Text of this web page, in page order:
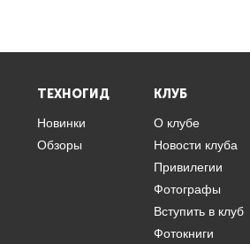
ТЕХНОГИД
Новинки
Обзоры
КЛУБ
О клубе
Новости клуба
Привилегии
Фотографы
Вступить в клуб
Фотокниги